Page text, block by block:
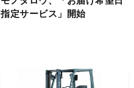
指定サービス」開始